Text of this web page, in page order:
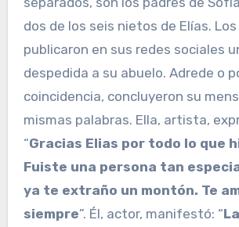
dos de los seis nietos de Elías.
publicaron en sus redes sociales
despedida a su abuelo. Adrede o
coincidencia, concluyeron su
mismas palabras. Ella, artista,
“Gracias Elias por todo lo que
Fuiste una persona tan
ya te extraño un montón. Te
siempre”. Él, actor, manifestó: “